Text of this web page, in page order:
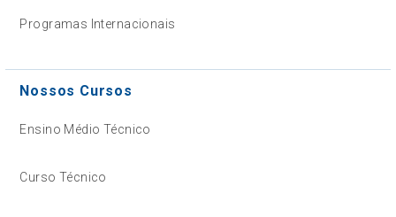
Programas Internacionais
Nossos Cursos
Ensino Médio Técnico
Curso Técnico